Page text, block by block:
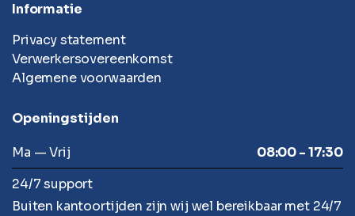
Informatie
Privacy statement
Verwerkersovereenkomst
Algemene voorwaarden
Openingstijden
Ma — Vrij
08:00 - 17:30
24/7 support
Buiten kantoortijden zijn wij wel bereikbaar met 24/7